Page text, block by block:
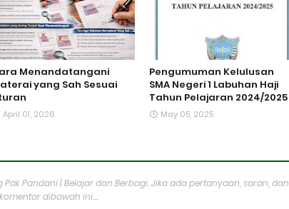
Menandatangani
yang Sah Sesuai
April 01, 2026
Pengumuman Kelulusan
SMA Negeri 1 Labuhan Haji
Tahun Pelajaran 2024/2025
May 05, 2025
Pandani | Belajar dan Berbagi. Jika ada pertanyaan, saran, dan
dibawah ini....